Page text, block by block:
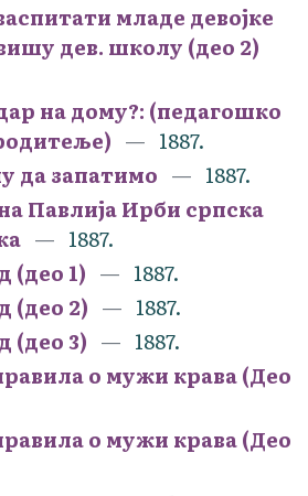
младе девојке
дев. школу (део 2)
на дому?: (педагошко
1887.
да запатимо
1887.
Павлија Ирби српска
1887.
(део 1)
1887.
(део 2)
1887.
(део 3)
1887.
о мужи крава (Део
о мужи крава (Део